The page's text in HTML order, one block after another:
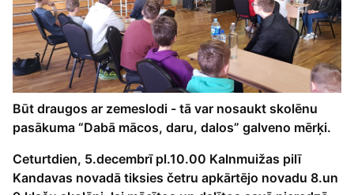
Būt draugos ar zemeslodi - tā var nosaukt skolēnu
pasākuma “Dabā mācos, daru, dalos” galveno mērķi.
Ceturtdien, 5.decembrī pl.10.00 Kalnmuižas pilī
Kandavas novadā tiksies četru apkārtējo novadu 8.un